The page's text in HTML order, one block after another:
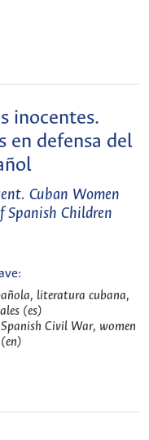
inocentes.
en defensa del
Cuban Women
Spanish Children
literatura cubana,
(es)
Civil War, women